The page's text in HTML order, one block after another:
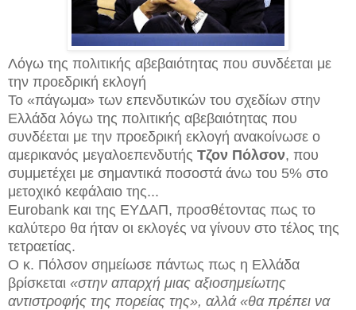
Λόγω της πολιτικής αβεβαιότητας που συνδέεται με
την προεδρική εκλογή
Το «πάγωμα» των επενδυτικών του σχεδίων στην
Ελλάδα λόγω της πολιτικής αβεβαιότητας που
συνδέεται με την προεδρική εκλογή ανακοίνωσε ο
αμερικανός μεγαλοεπενδυτής Τζον Πόλσον, που
συμμετέχει με σημαντικά ποσοστά άνω του 5% στο
μετοχικό κεφάλαιο της...
Eurobank και της EYΔΑΠ, προσθέτοντας πως το
καλύτερο θα ήταν οι εκλογές να γίνουν στο τέλος της
τετραετίας.
Ο κ. Πόλσον σημείωσε πάντως πως η Ελλάδα
βρίσκεται «στην απαρχή μιας αξιοσημείωτης
αντιστροφής της πορείας της», αλλά «θα πρέπει να